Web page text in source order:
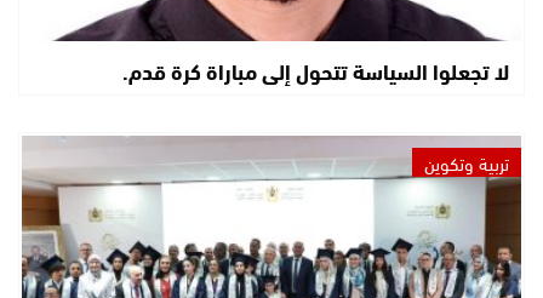
لا تجعلوا السياسة تتحول إلى مباراة كرة قدم.
تربية وتكوين